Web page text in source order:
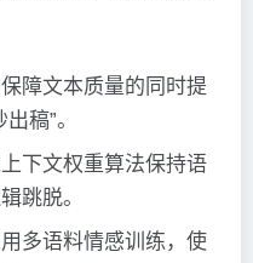
障文本质量的同时提
稿”。
下文权重算法保持语
跳脱。
多语料情感训练，使